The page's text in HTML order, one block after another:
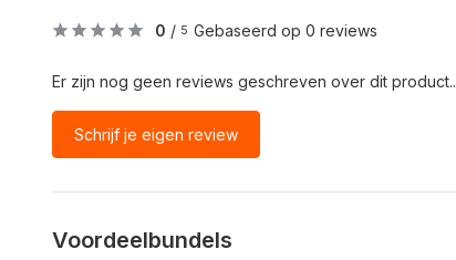
0 / 5 Gebaseerd op 0 reviews
Er zijn nog geen reviews geschreven over dit product..
Schrijf je eigen review
Voordeelbundels